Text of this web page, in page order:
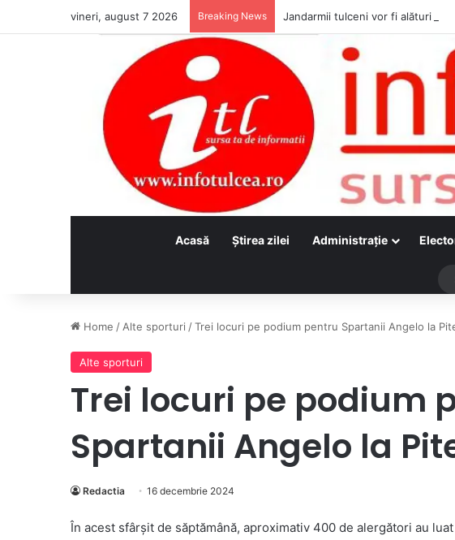
vineri, august 7 2026 Breaking News Jandarmii tulceni vor fi alături de
Acasă Ştirea zilei Administraţie
Home /Alte sporturi /Trei locuri pe podium pentru Spartanii Angelo la
Alte sporturi
Trei locuri pe podium
Spartanii Angelo la
Redactia 16 decembrie 2024
În acest sfârșit de săptămână, aproximativ 400 de alergători au